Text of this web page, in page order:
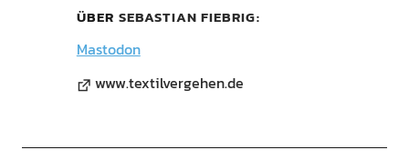
ÜBER SEBASTIAN FIEBRIG
Mastodon
www.textilvergehen.de